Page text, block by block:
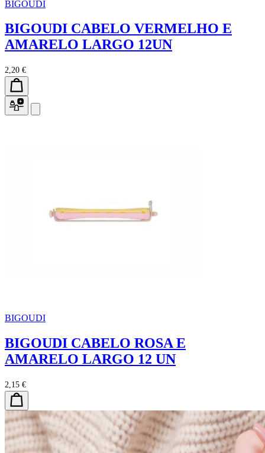
BIGOUDI
BIGOUDI CABELO VERMELHO E
AMARELO LARGO 12UN
2,20 €
BIGOUDI
BIGOUDI CABELO ROSA E
AMARELO LARGO 12 UN
2,15 €